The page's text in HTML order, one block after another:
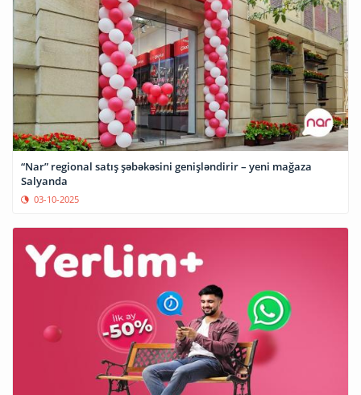
“Nar” regional satış şəbəkəsini genişləndirir – yeni mağaza
Salyanda
03-10-2025